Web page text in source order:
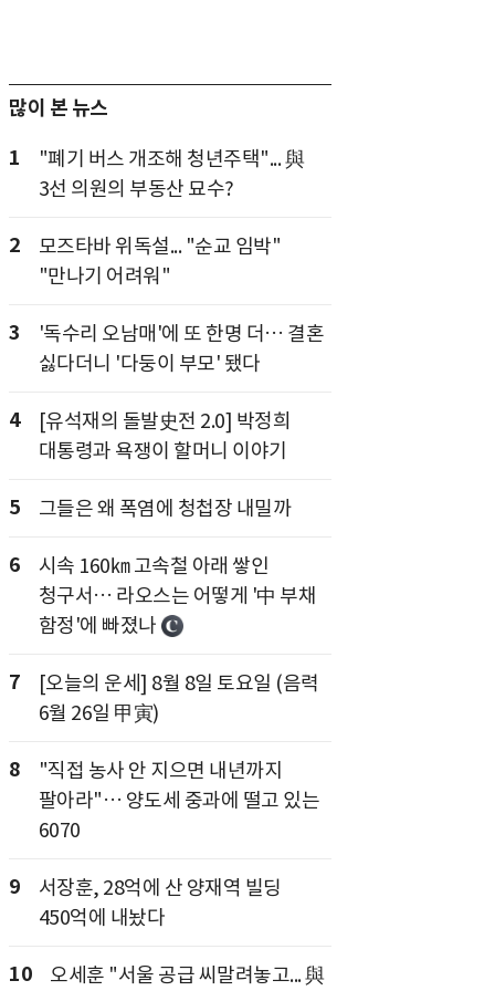
많이 본 뉴스
1
"폐기 버스 개조해 청년주택"... 與
3선 의원의 부동산 묘수?
2
모즈타바 위독설... "순교 임박"
"만나기 어려워"
3
'독수리 오남매'에 또 한명 더… 결혼
싫다더니 '다둥이 부모' 됐다
4
[유석재의 돌발史전 2.0] 박정희
대통령과 욕쟁이 할머니 이야기
5 그들은 왜 폭염에 청첩장 내밀까
6
시속 160㎞ 고속철 아래 쌓인
청구서… 라오스는 어떻게 '中 부채
함정'에 빠졌나
7
[오늘의 운세] 8월 8일 토요일 (음력
6월 26일 甲寅)
8
"직접 농사 안 지으면 내년까지
팔아라"… 양도세 중과에 떨고 있는
6070
9
서장훈, 28억에 산 양재역 빌딩
450억에 내놨다
10
오세훈 "서울 공급 씨말려놓고... 與